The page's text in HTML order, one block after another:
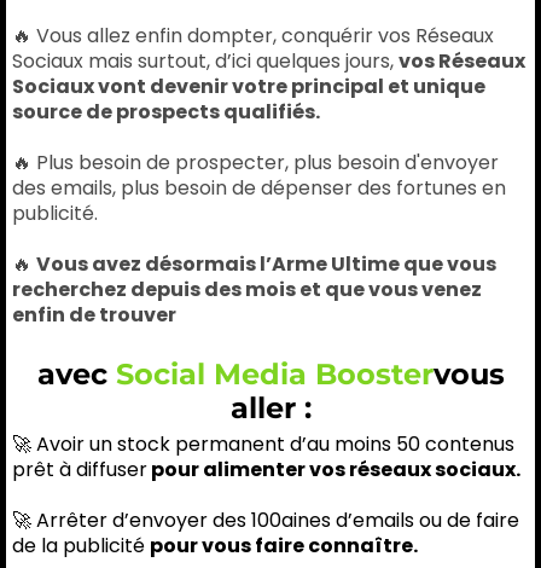
🔥 Vous allez enfin dompter, conquérir vos Réseaux
Sociaux mais surtout, d’ici quelques jours,vos Réseaux
Sociaux vont devenir votre principal et unique
source de prospects qualifiés.
🔥 Plus besoin de prospecter, plus besoin d'envoyer
des emails, plus besoin de dépenser des fortunes en
publicité.
🔥 Vous avez désormais l’Arme Ultime que vous
recherchez depuis des mois et que vous venez
enfin de trouver
avec Social Media Boostervous
aller :
🚀 Avoir un stock permanent d’au moins 50 contenus
prêt à diffuserpour alimenter vos réseaux sociaux.
🚀 Arrêter d’envoyer des 100aines d’emails ou de faire
de la publicité pour vous faire connaître.